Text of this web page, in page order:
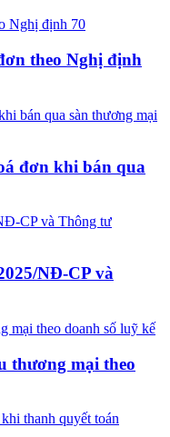
theo Nghị định
đơn khi bán qua
NĐ-CP và
thương mại theo